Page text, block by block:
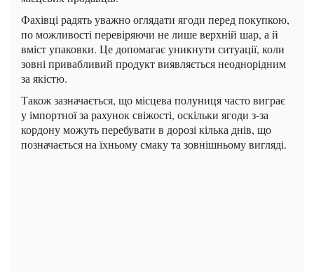
Фахівці радять уважно оглядати ягоди перед покупкою,
по можливості перевіряючи не лише верхній шар, а й
вміст упаковки. Це допомагає уникнути ситуації, коли
зовні привабливий продукт виявляється неоднорідним
за якістю.
Також зазначається, що місцева полуниця часто виграє
у імпортної за рахунок свіжості, оскільки ягоди з-за
кордону можуть перебувати в дорозі кілька днів, що
позначається на їхньому смаку та зовнішньому вигляді.